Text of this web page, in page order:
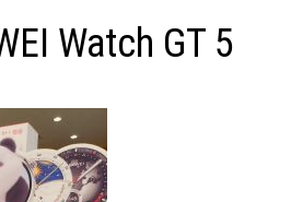
Watch GT 5